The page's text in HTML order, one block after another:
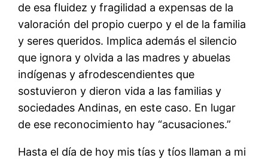
de esa fluidez y fragilidad a expensas de la
valoración del propio cuerpo y el de la familia
y seres queridos. Implica además el silencio
que ignora y olvida a las madres y abuelas
indígenas y afrodescendientes que
sostuvieron y dieron vida a las familias y
sociedades Andinas, en este caso. En lugar
de ese reconocimiento hay “acusaciones.”
Hasta el día de hoy mis tías y tíos llaman a mi